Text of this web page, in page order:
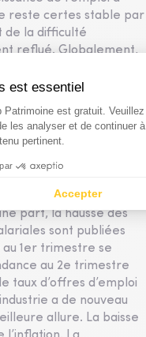
reste certes stable par
de la difficulté
reflué. Globalement,
la Fed à
maîtrisée
pays de la zone
part, la hausse des
sont publiées
1er trimestre se
au 2e trimestre
taux d’offres d’emploi
a de nouveau
allure. La baisse